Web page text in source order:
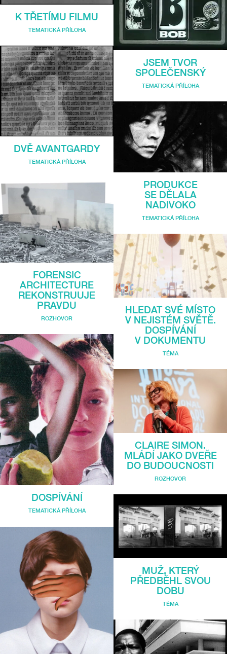
K TŘETÍMU FILMU
TEMATICKÁ PŘÍLOHA
DVĚ AVANTGARDY
TEMATICKÁ PŘÍLOHA
FORENSIC
ARCHITECTURE
REKONSTRUUJE
PRAVDU
ROZHOVOR
DOSPÍVÁNÍ
TEMATICKÁ PŘÍLOHA
JSEM TVOR
SPOLEČENSKÝ
TEMATICKÁ PŘÍLOHA
PRODUKCE
SE DĚLALA
NADIVOKO
TEMATICKÁ PŘÍLOHA
HLEDAT SVÉ MÍSTO
V NEJISTÉM SVĚTĚ.
DOSPÍVÁNÍ
V DOKUMENTU
TÉMA
CLAIRE SIMON.
MLÁDÍ JAKO DVEŘE
DO BUDOUCNOSTI
ROZHOVOR
MUŽ, KTERÝ
PŘEDBĚHL SVOU
DOBU
TÉMA